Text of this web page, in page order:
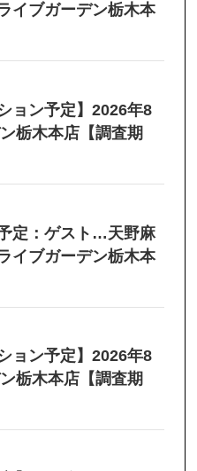
イブガーデン栃木本
ョン予定】2026年8
栃木本店【調査期
定：ゲスト…天野麻
イブガーデン栃木本
ョン予定】2026年8
栃木本店【調査期